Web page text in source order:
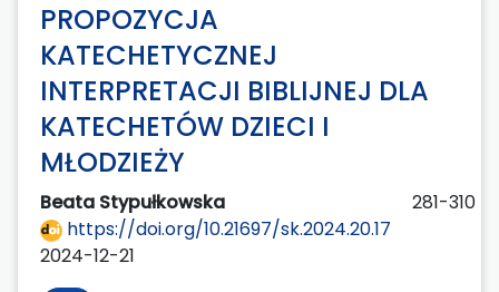
PROPOZYCJA
KATECHETYCZNEJ
INTERPRETACJI BIBLIJNEJ DLA
KATECHETÓW DZIECI I
MŁODZIEŻY
Beata Stypułkowska
281-310
https://doi.org/10.21697/sk.2024.20.17
2024-12-21